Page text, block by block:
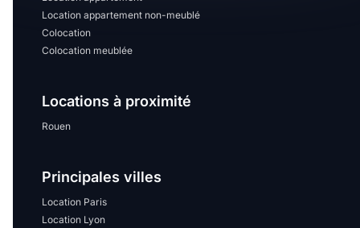
Location appartement non-meublé
Colocation
Colocation meublée
Locations à proximité
Rouen
Principales villes
Location Paris
Location Lyon